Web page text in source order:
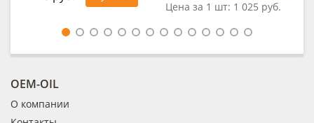
Цена за 1 шт: 1 025 руб.
OEM-OIL
О компании